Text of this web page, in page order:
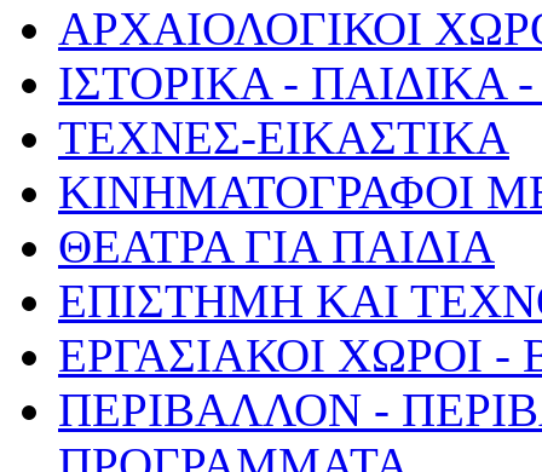
ΑΡΧΑΙΟΛΟΓΙΚΟΙ
ΙΣΤΟΡΙΚΑ -
ΤΕΧΝΕΣ-ΕΙΚΑΣΤΙΚΑ
ΚΙΝΗΜΑΤΟΓΡΑΦΟΙ
ΘΕΑΤΡΑ ΓΙΑ ΠΑΙΔΙΑ
ΕΠΙΣΤΗΜΗ ΚΑΙ
ΕΡΓΑΣΙΑΚΟΙ ΧΩΡΟΙ
ΠΕΡΙΒΑΛΛΟΝ -